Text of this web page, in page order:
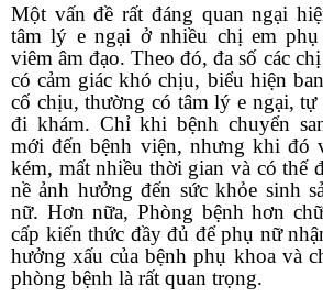
Một vấn đề rất đáng quan ngại
tâm lý e ngại ở nhiều chị em
viêm âm đạo. Theo đó, đa số các
có cảm giác khó chịu, biểu hiện
cố chịu, thường có tâm lý e ngại,
đi khám. Chỉ khi bệnh chuyển
mới đến bệnh viện, nhưng khi đó
kém, mất nhiều thời gian và có thế
nề ảnh hưởng đến sức khỏe sinh
nữ. Hơn nữa, Phòng bệnh hơn
cấp kiến thức đầy đủ để phụ nữ
hưởng xấu của bệnh phụ khoa và
phòng bệnh là rất quan trọng.